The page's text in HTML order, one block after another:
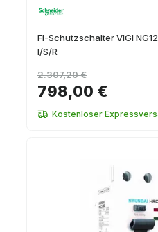
FI-Schutzschalter VIGI
I/S/R
798,00 €
2.307,20 €
Kostenloser